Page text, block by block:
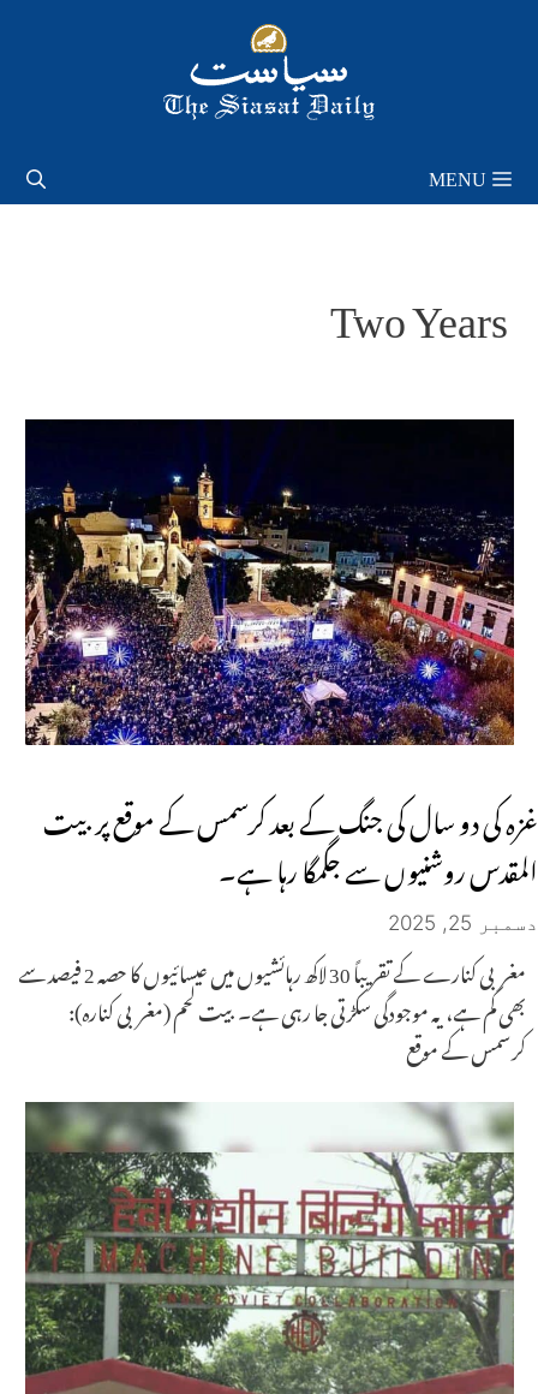
MENU
Two Years
غزہ کی دو سال کی جنگ کے بعد کرسمس کے موقع پر بیت
المقدس روشنیوں سے جگمگا رہا ہے۔
دسمبر 25, 2025
مغربی کنارے کے تقریباً 30 لاکھ رہائشیوں میں عیسائیوں کا حصہ 2 فیصد سے
بھی کم ہے، یہ موجودگی سکڑتی جا رہی ہے۔ بیت لحم (مغربی کنارہ):
کرسمس کے موقع